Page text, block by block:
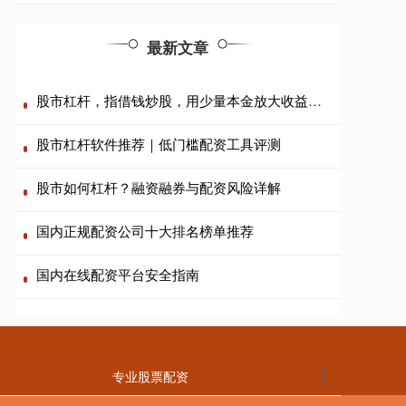
最新文章
股市杠杆，指借钱炒股，用少量本金放大收益和风险。
股市杠杆软件推荐｜低门槛配资工具评测
股市如何杠杆？融资融券与配资风险详解
国内正规配资公司十大排名榜单推荐
国内在线配资平台安全指南
专业股票配资